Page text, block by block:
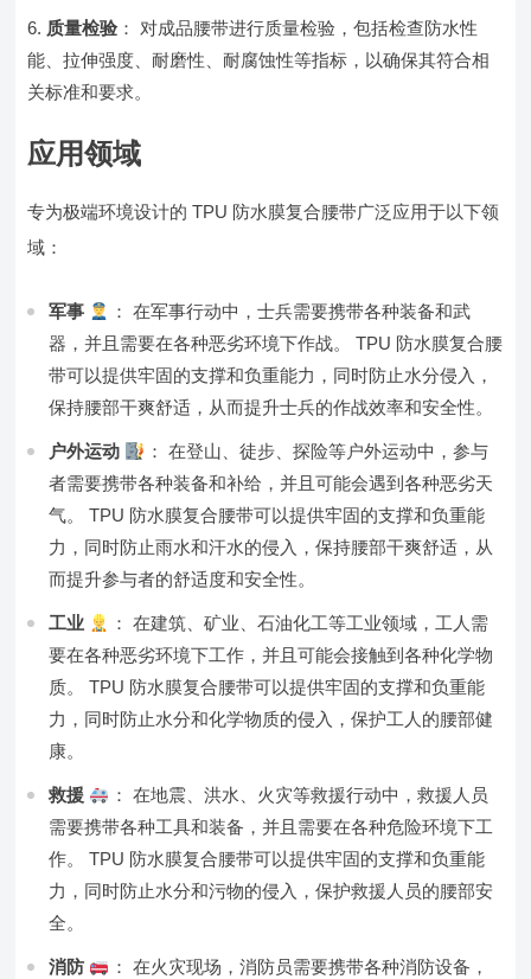
质量检验： 对成品腰带进行质量检验，包括检查防水性
能、拉伸强度、耐磨性、耐腐蚀性等指标，以确保其符合相
关标准和要求。
应用领域
专为极端环境设计的 TPU 防水膜复合腰带广泛应用于以下领
域：
军事
： 在军事行动中，士兵需要携带各种装备和武
器，并且需要在各种恶劣环境下作战。 TPU 防水膜复合腰
带可以提供牢固的支撑和负重能力，同时防止水分侵入，
保持腰部干爽舒适，从而提升士兵的作战效率和安全性。
户外运动
： 在登山、徒步、探险等户外运动中，参与
者需要携带各种装备和补给，并且可能会遇到各种恶劣天
气。 TPU 防水膜复合腰带可以提供牢固的支撑和负重能
力，同时防止雨水和汗水的侵入，保持腰部干爽舒适，从
而提升参与者的舒适度和安全性。
工业
： 在建筑、矿业、石油化工等工业领域，工人需
要在各种恶劣环境下工作，并且可能会接触到各种化学物
质。 TPU 防水膜复合腰带可以提供牢固的支撑和负重能
力，同时防止水分和化学物质的侵入，保护工人的腰部健
康。
救援
： 在地震、洪水、火灾等救援行动中，救援人员
需要携带各种工具和装备，并且需要在各种危险环境下工
作。 TPU 防水膜复合腰带可以提供牢固的支撑和负重能
力，同时防止水分和污物的侵入，保护救援人员的腰部安
全。
消防
： 在火灾现场，消防员需要携带各种消防设备，